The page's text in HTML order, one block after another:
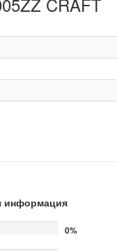
информация
0%